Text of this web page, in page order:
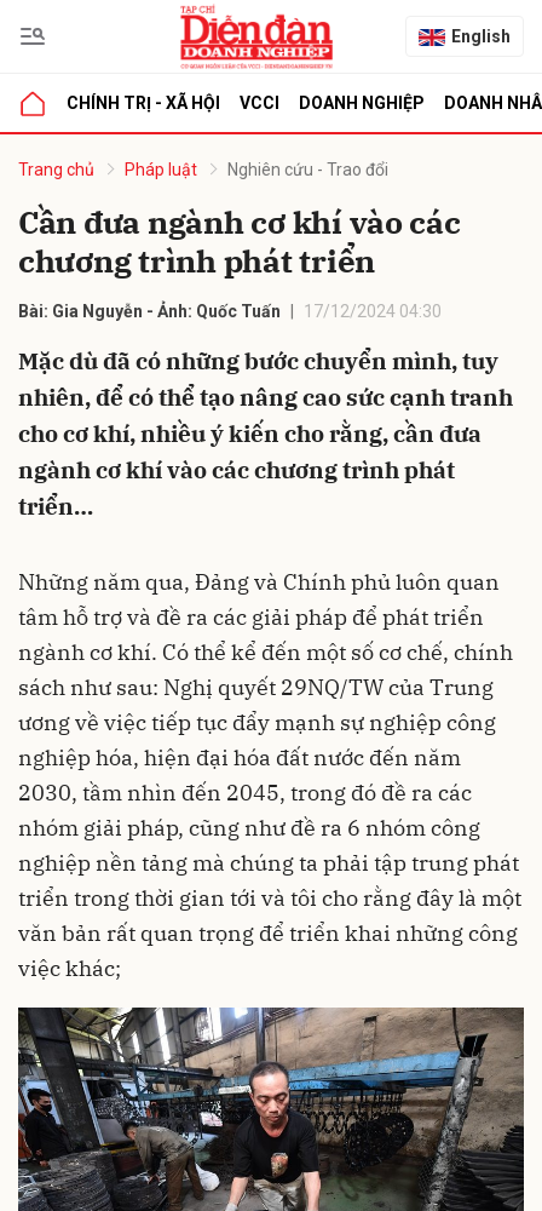
English
CHÍNH TRỊ - XÃ HỘI VCCI DOANH NGHIỆP DOANH
Trang chủ Pháp luật Nghiên cứu - Trao đổi
Cần đưa ngành cơ khí vào các
chương trình phát triển
Bài: Gia Nguyễn - Ảnh: Quốc Tuấn 17/12/2024 04:30
Mặc dù đã có những bước chuyển mình, tuy
nhiên, để có thể tạo nâng cao sức cạnh tranh
cho cơ khí, nhiều ý kiến cho rằng, cần đưa
ngành cơ khí vào các chương trình phát
triển…
Những năm qua, Đảng và Chính phủ luôn quan
tâm hỗ trợ và đề ra các giải pháp để phát triển
ngành cơ khí. Có thể kể đến một số cơ chế, chính
sách như sau: Nghị quyết 29NQ/TW của Trung
ương về việc tiếp tục đẩy mạnh sự nghiệp công
nghiệp hóa, hiện đại hóa đất nước đến năm
2030, tầm nhìn đến 2045, trong đó đề ra các
nhóm giải pháp, cũng như đề ra 6 nhóm công
nghiệp nền tảng mà chúng ta phải tập trung phát
triển trong thời gian tới và tôi cho rằng đây là một
văn bản rất quan trọng để triển khai những công
việc khác;
luận
Hủy